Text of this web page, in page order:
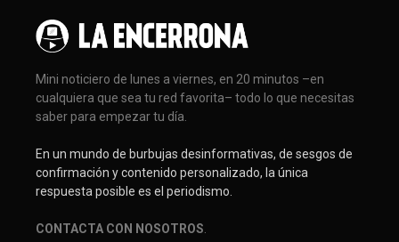
Mini noticiero de lunes a viernes, en 20 minutos –en
cualquiera que sea tu red favorita– todo lo que necesitas
saber para empezar tu día.
En un mundo de burbujas desinformativas, de sesgos de
confirmación y contenido personalizado, la única
respuesta posible es el periodismo.
CONTACTA CON NOSOTROS